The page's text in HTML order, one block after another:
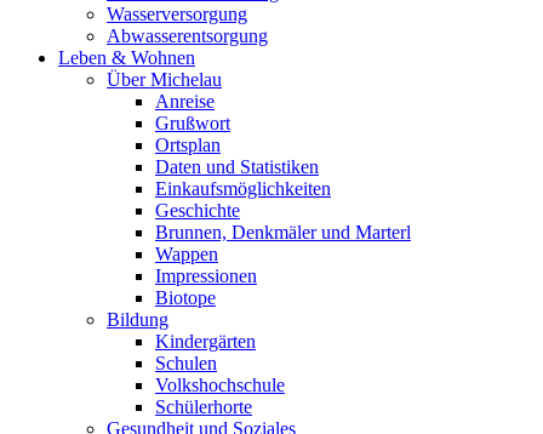
Wasserversorgung
Abwasserentsorgung
Leben & Wohnen
Über Michelau
Anreise
Grußwort
Ortsplan
Daten und Statistiken
Einkaufsmöglichkeiten
Geschichte
Brunnen, Denkmäler und Marterl
Wappen
Impressionen
Biotope
Bildung
Kindergärten
Schulen
Volkshochschule
Schülerhorte
Gesundheit und Soziales